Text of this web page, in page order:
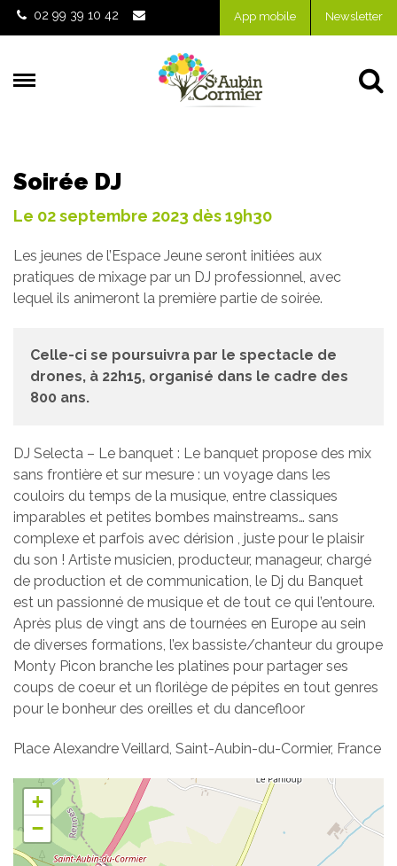
Gestion des traceurs
02 99 39 10 42 App mobile Newsletter
Soirée DJ
Le 02septembre 2023 dès 19h30
Les jeunes de l’Espace Jeune seront initiées aux
pratiques de mixage par un DJ professionnel, avec
lequel ils animeront la première partie de soirée.
Celle-ci se poursuivra par le spectacle de
drones, à 22h15, organisé dans le cadre des
800 ans.
DJ Selecta – Le banquet : Le banquet propose des mix
sans frontière et sur mesure : un voyage dans les
couloirs du temps de la musique, entre classiques
imparables et petites bombes mainstreams… sans
complexe et parfois avec dérision , juste pour le plaisir
du son ! Artiste musicien, producteur, manageur, chargé
de production et de communication, le Dj du Banquet
est un passionné de musique et de tout ce qui l’entoure.
Après plus de vingt ans de tournées en Europe au sein
de diverses formations, l’ex bassiste/chanteur du groupe
Monty Picon branche les platines pour partager ses
coups de coeur et un florilège de pépites en tout genres
pour le bonheur des oreilles et du dancefloor
Place Alexandre Veillard, Saint-Aubin-du-Cormier, France
+
−